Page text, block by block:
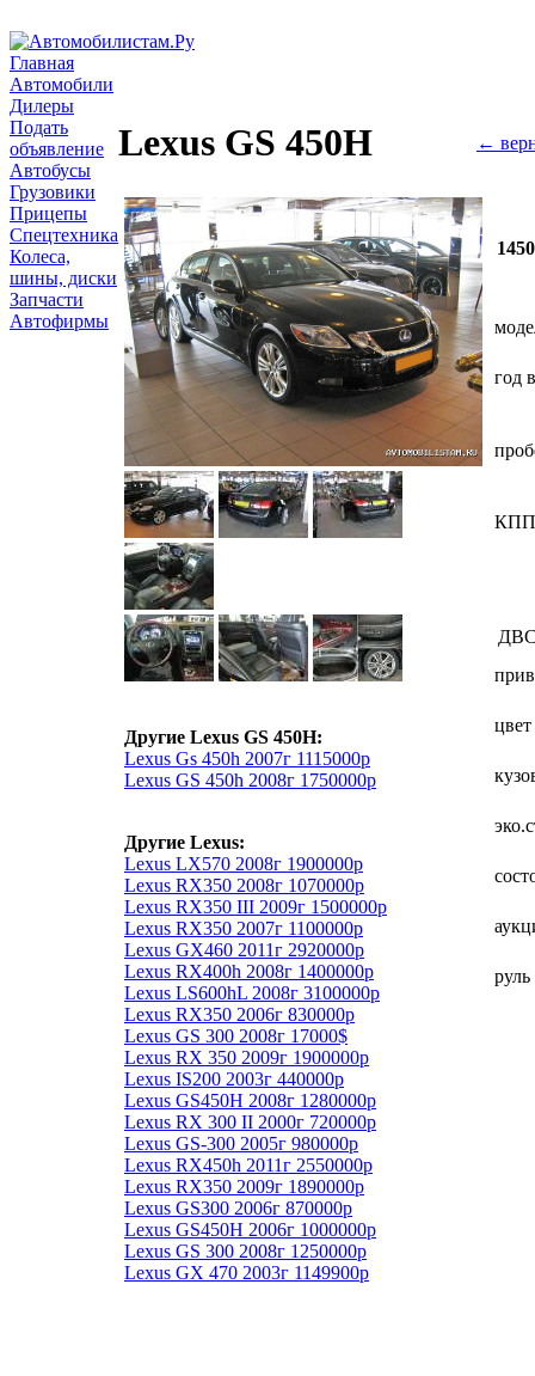
Главная
Автомобили
Дилеры
Подать
объявление
Автобусы
Грузовики
Прицепы
Спецтехника
Колеса,
шины, диски
Запчасти
Автофирмы
Lexus GS 450H ←
Другие Lexus GS 450H:
Lexus Gs 450h 2007г 1115000р
Lexus GS 450h 2008г 1750000р
Другие Lexus:
Lexus LX570 2008г 1900000р
Lexus RX350 2008г 1070000р
Lexus RX350 III 2009г 1500000р
Lexus RX350 2007г 1100000р
Lexus GX460 2011г 2920000р
Lexus RX400h 2008г 1400000р
Lexus LS600hL 2008г 3100000р
Lexus RX350 2006г 830000р
Lexus GS 300 2008г 17000$
Lexus RX 350 2009г 1900000р
Lexus IS200 2003г 440000р
Lexus GS450H 2008г 1280000р
Lexus RX 300 II 2000г 720000р
Lexus GS-300 2005г 980000р
Lexus RX450h 2011г 2550000р
Lexus RX350 2009г 1890000р
Lexus GS300 2006г 870000р
Lexus GS450H 2006г 1000000р
Lexus GS 300 2008г 1250000р
Lexus GX 470 2003г 1149900р
год
КПП
цвет
руль